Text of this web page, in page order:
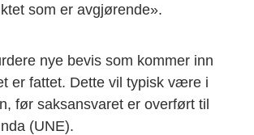
som er avgjørende».
nye bevis som kommer inn
er fattet. Dette vil typisk være i
før saksansvaret er overført til
(UNE).